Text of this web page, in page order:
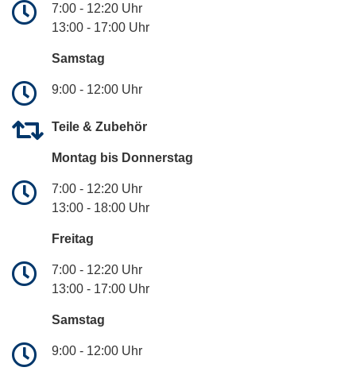
7:00 - 12:20 Uhr
13:00 - 17:00 Uhr
Samstag
9:00 - 12:00 Uhr
Teile & Zubehör
Montag bis Donnerstag
7:00 - 12:20 Uhr
13:00 - 18:00 Uhr
Freitag
7:00 - 12:20 Uhr
13:00 - 17:00 Uhr
Samstag
9:00 - 12:00 Uhr